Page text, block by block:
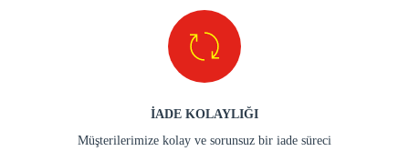
İADE KOLAYLIĞI
Müşterilerimize kolay ve sorunsuz bir iade süreci